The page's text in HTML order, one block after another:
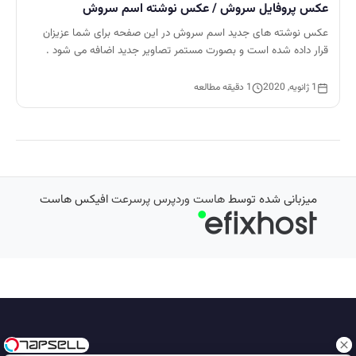
عکس پروفایل سروش / عکس نوشته اسم سروش
عکس نوشته های جدید اسم سروش در این صفحه برای شما عزیزان
قرار داده شده است و بصورت مستمر تصاویر جدید اضافه می شود .
1 ژانویه, 2020 1 دقیقه مطالعه
میزبانی شده توسطهاست وردپرس پرسرعتافیکس هاست